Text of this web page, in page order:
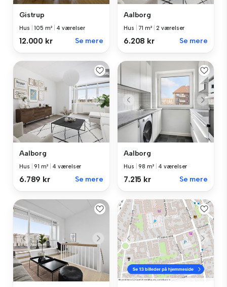
Gistrup
Hus |105 m² 4 værelser
12.000 kr Se mere
Aalborg
Hus |71 m² |2 værelser
6.208 kr Se mere
Aalborg
Hus |91 m² 4 værelser
6.789 kr Se mere
Aalborg
Hus |98 m² 4 værelser
7.215 kr Se mere